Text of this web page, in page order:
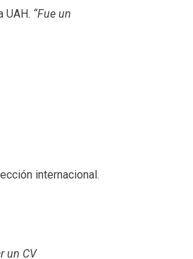
UAH. “Fue un
internacional.
un CV